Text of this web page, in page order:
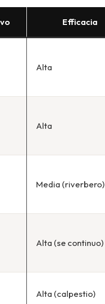
Efficacia
Alta
Alta
Media (riverbero)
Alta (se continuo)
Alta (calpestio)